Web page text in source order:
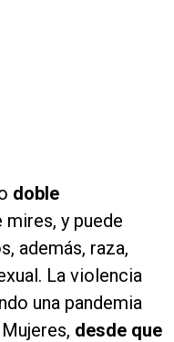
doble
y puede
además, raza,
La violencia
una pandemia
desde que